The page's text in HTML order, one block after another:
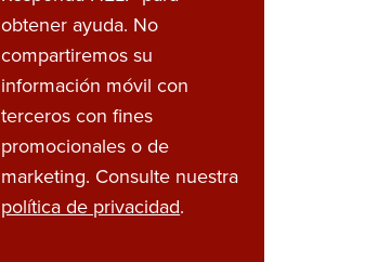
obtener ayuda. No
compartiremos su
información móvil con
terceros con fines
promocionales o de
marketing. Consulte nuestra
política de privacidad.